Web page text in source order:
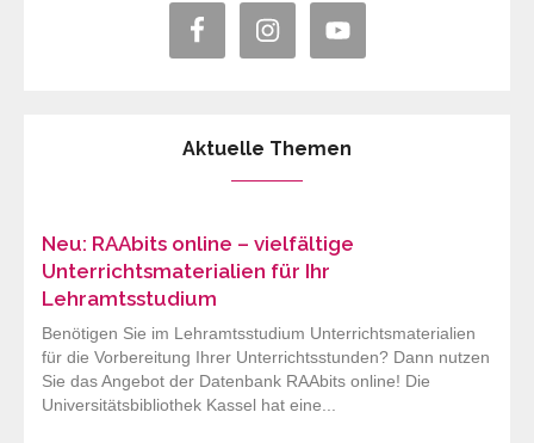
Aktuelle Themen
Neu: RAAbits online – vielfältige
Unterrichtsmaterialien für Ihr
Lehramtsstudium
Benötigen Sie im Lehramtsstudium Unterrichtsmaterialien
für die Vorbereitung Ihrer Unterrichtsstunden? Dann nutzen
Sie das Angebot der Datenbank RAAbits online! Die
Universitätsbibliothek Kassel hat eine...